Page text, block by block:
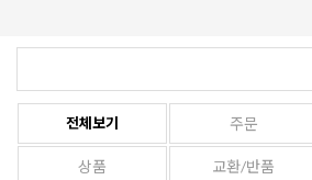
전체보기 주문
상품 교환/반품